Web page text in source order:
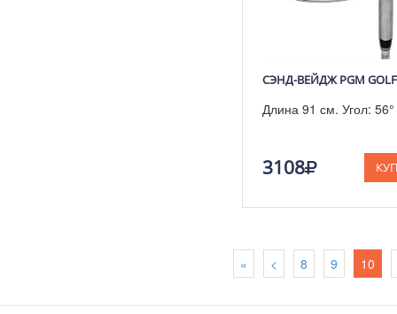
СЭНД-ВЕЙДЖ PGM GOLF
Длина 91 см. Угол: 56°
3108
« < 8 9 10